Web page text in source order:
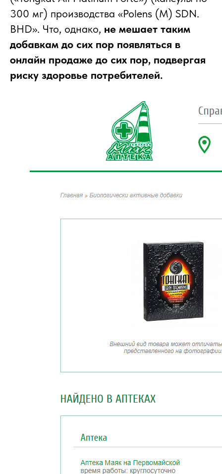
300 мг) производства «Polens (M) SDN.
BHD». Что, однако, не мешает таким
добавкам до сих пор появляться в
онлайн продаже до сих пор, подвергая
риску здоровье потребителей.